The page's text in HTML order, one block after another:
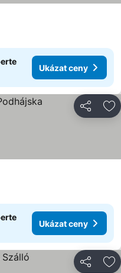
Ukázat ceny
Sdílet
Ukázat ceny
Sdílet